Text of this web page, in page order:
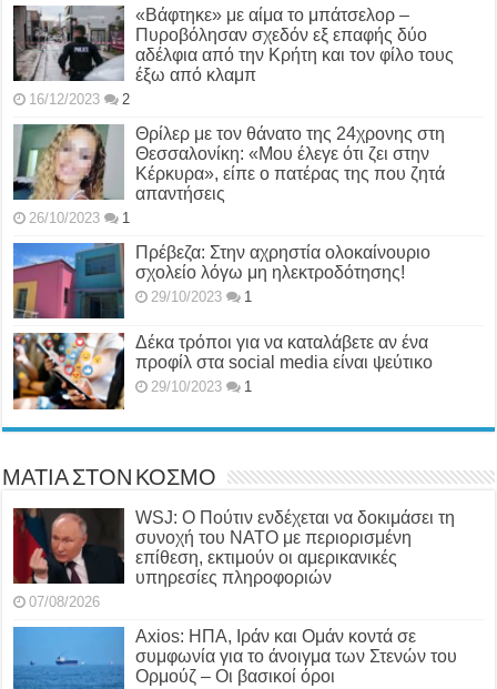
«Βάφτηκε» με αίμα το μπάτσελορ –
Πυροβόλησαν σχεδόν εξ επαφής δύο
αδέλφια από την Κρήτη και τον φίλο τους
έξω από κλαμπ
16/12/2023 2
Θρίλερ με τον θάνατο της 24χρονης στη
Θεσσαλονίκη: «Μου έλεγε ότι ζει στην
Κέρκυρα», είπε ο πατέρας της που ζητά
απαντήσεις
26/10/2023 1
Πρέβεζα: Στην αχρηστία ολοκαίνουριο
σχολείο λόγω μη ηλεκτροδότησης!
29/10/2023 1
Δέκα τρόποι για να καταλάβετε αν ένα
προφίλ στα social media είναι ψεύτικο
29/10/2023 1
ΜΑΤΙΑ ΣΤΟΝ ΚΟΣΜΟ
WSJ: Ο Πούτιν ενδέχεται να δοκιμάσει τη
συνοχή του ΝΑΤΟ με περιορισμένη
επίθεση, εκτιμούν οι αμερικανικές
υπηρεσίες πληροφοριών
07/08/2026
Axios: ΗΠΑ, Ιράν και Ομάν κοντά σε
συμφωνία για το άνοιγμα των Στενών του
Ορμούζ – Οι βασικοί όροι